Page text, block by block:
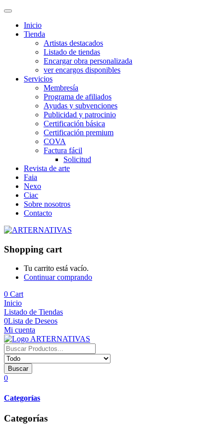
Inicio
Tienda
Artistas destacados
Listado de tiendas
Encargar obra personalizada
ver encargos disponibles
Servicios
Membresía
Programa de afiliados
Ayudas y subvenciones
Publicidad y patrocinio
Certificación básica
Certificación premium
COVA
Factura fácil
Solicitud
Revista de arte
Faia
Nexo
Ciac
Sobre nosotros
Contacto
Shopping cart
Tu carrito está vacío.
Continuar comprando
0 Cart
Inicio
Listado de Tiendas
0Lista de Deseos
Mi cuenta
Buscar
0
Categorías
Categorías